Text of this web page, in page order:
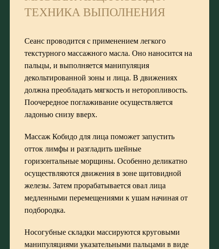
ТЕХНИКА ВЫПОЛНЕНИЯ
Сеанс проводится с применением легкого
текстурного массажного масла. Оно наносится на
пальцы, и выполняется манипуляция
декольтированной зоны и лица. В движениях
должна преобладать мягкость и неторопливость.
Поочередное поглаживание осуществляется
ладонью снизу вверх.
Массаж Кобидо для лица поможет запустить
отток лимфы и разгладить шейные
горизонтальные морщины. Особенно деликатно
осуществляются движения в зоне щитовидной
железы. Затем прорабатывается овал лица
медленными перемещениями к ушам начиная от
подбородка.
Носогубные складки массируются круговыми
манипуляциями указательными пальцами в виде